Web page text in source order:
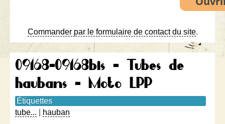
Commander par le formulaire de contact du site.
09168-09168bis - Tubes de
haubans - Moto LPP
Étiquettes
tube...
hauban